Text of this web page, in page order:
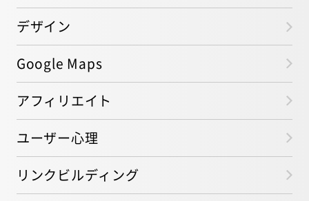
デザイン
Google Maps
アフィリエイト
ユーザー心理
リンクビルディング